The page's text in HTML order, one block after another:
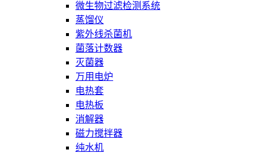
微生物过滤检测系统
蒸馏仪
紫外线杀菌机
菌落计数器
灭菌器
万用电炉
电热套
电热板
消解器
磁力搅拌器
纯水机